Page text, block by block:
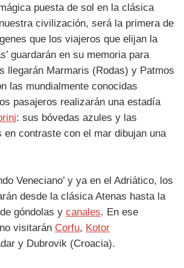
puesta de sol en la clásica
civilización, será la primera de
que los viajeros que elijan la
guardarán en su memoria para
llegarán Marmaris (Rodas) y Patmos
las mundialmente conocidas
pasajeros realizarán una estadía
: sus bóvedas azules y las
en contraste con el mar dibujan una
Veneciano’ y ya en el Adriático, los
desde la clásica Atenas hasta la
de góndolas y canales. En ese
visitarán Corfu, Kotor
y Dubrovik (Croacia).